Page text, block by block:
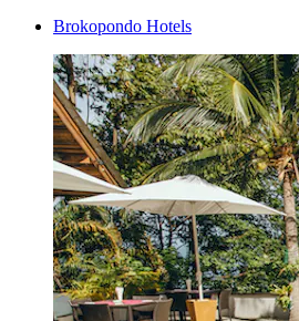
Brokopondo Hotels